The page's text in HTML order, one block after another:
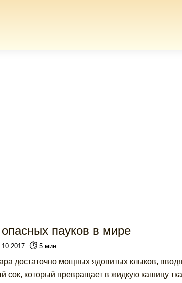
пауков в мире
⏱️5 мин.
достаточно мощных ядовитых клыков,
сок, который превращает в жидкую кашицу